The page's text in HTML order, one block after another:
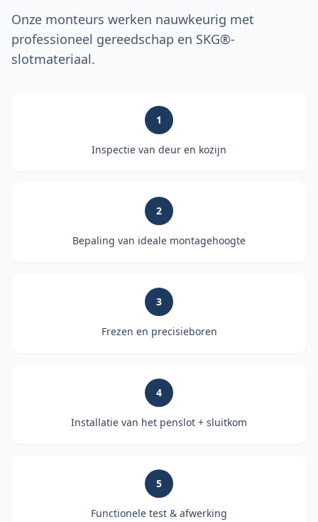
Onze monteurs werken nauwkeurig met
professioneel gereedschap en SKG®-
slotmateriaal.
1
Inspectie van deur en kozijn
2
Bepaling van ideale montagehoogte
3
Frezen en precisieboren
4
Installatie van het penslot + sluitkom
5
Functionele test & afwerking